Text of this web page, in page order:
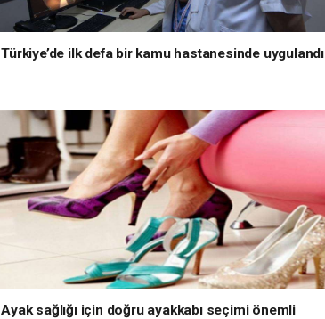
Türkiye’de ilk defa bir kamu hastanesinde uygulandı
Ayak sağlığı için doğru ayakkabı seçimi önemli